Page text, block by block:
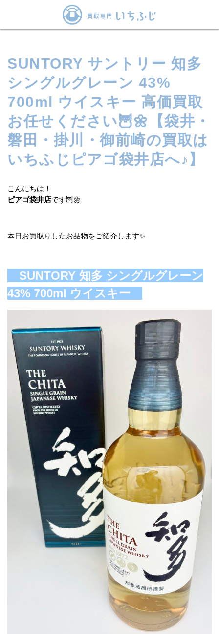
SUNTORY サントリー 知多
シングルグレーン 43%
700ml ウイスキー 高価買取
お任せください🦉🌼【袋井・
磐田・掛川・御前崎の買取は
いちふじピアゴ袋井店へ♪】
こんにちは！
ピアゴ袋井店です🦉🌼
本日お買取りしたお品物をご紹介します✨
SUNTORY 知多 シングルグレーン
43% 700ml ウイスキー